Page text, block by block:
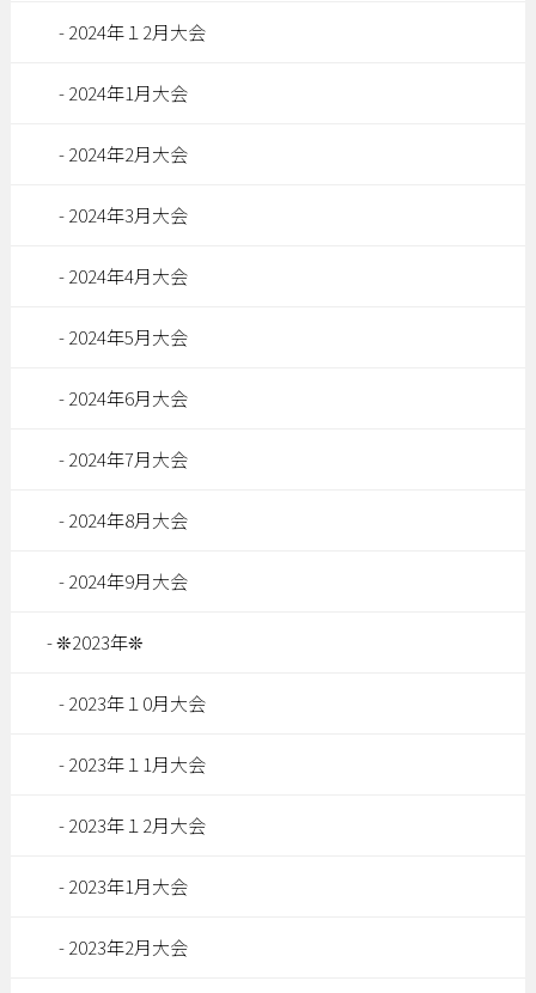
2024年１2月大会
2024年1月大会
2024年2月大会
2024年3月大会
2024年4月大会
2024年5月大会
2024年6月大会
2024年7月大会
2024年8月大会
2024年9月大会
❊2023年❊
2023年１0月大会
2023年１1月大会
2023年１2月大会
2023年1月大会
2023年2月大会